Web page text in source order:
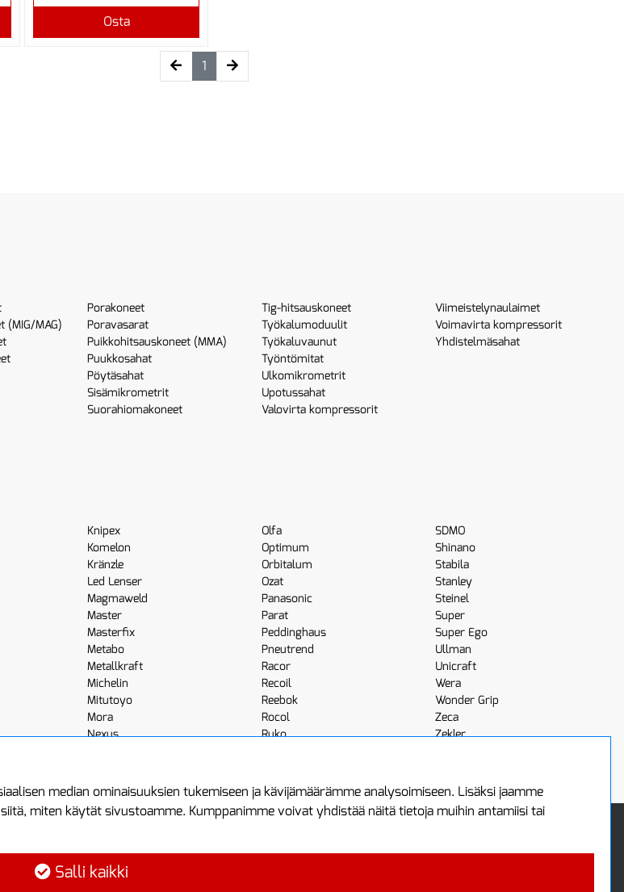
Osta
1(current)
(MIG/MAG)
Porakoneet
Poravasarat
Puikkohitsauskoneet (MMA)
Puukkosahat
Pöytäsahat
Sisämikrometrit
Suorahiomakoneet
Tig-hitsauskoneet
Työkalumoduulit
Työkaluvaunut
Työntömitat
Ulkomikrometrit
Upotussahat
Valovirta kompressorit
Viimeistelynaulaimet
Voimavirta kompressorit
Yhdistelmäsahat
Knipex
Komelon
Kränzle
Led Lenser
Magmaweld
Master
Masterfix
Metabo
Metallkraft
Michelin
Mitutoyo
Mora
Nexus
Olfa
Optimum
Orbitalum
Ozat
Panasonic
Parat
Peddinghaus
Pneutrend
Racor
Recoil
Reebok
Rocol
Ruko
SDMO
Shinano
Stabila
Stanley
Steinel
Super
Super Ego
Ullman
Unicraft
Wera
Wonder Grip
Zeca
Zekler
Asiakastilini
Asiakastili
Luo tili
Protools Oy
Tuottajankatu 13
Uutiskirje
Tilaa maksuton uutiskirjeemme
median ominaisuuksien tukemiseen ja kävijämäärämme analysoimiseen. Lisäksi jaamme
miten käytät sivustoamme. Kumppanimme voivat yhdistää näitä tietoja muihin antamiisi tai
Salli kaikki